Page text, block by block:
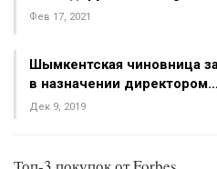
Фев 17, 2021
Шымкентская чиновница
в назначении директором…
Дек 9, 2019